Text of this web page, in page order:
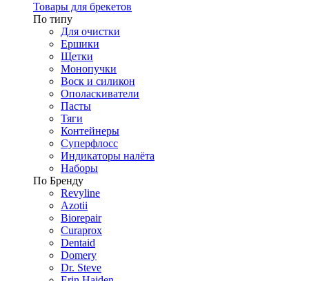
Товары для брекетов
По типу
Для очистки
Ершики
Щетки
Монопучки
Воск и силикон
Ополаскиватели
Пасты
Тяги
Контейнеры
Суперфлосс
Индикаторы налёта
Наборы
По Бренду
Revyline
Azotii
Biorepair
Curaprox
Dentaid
Domery
Dr. Steve